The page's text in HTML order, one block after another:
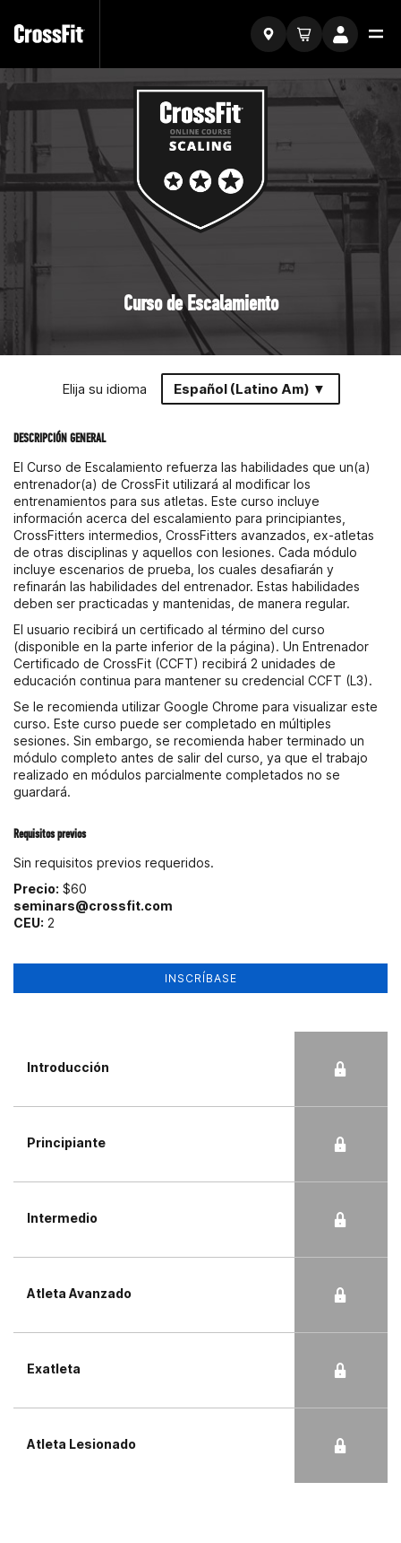
Curso de Escalamiento
Elija su idioma Español (Latino Am) ▼
DESCRIPCIÓN GENERAL
El Curso de Escalamiento refuerza las habilidades que un(a)
entrenador(a) de CrossFit utilizará al modificar los
entrenamientos para sus atletas. Este curso incluye
información acerca del escalamiento para principiantes,
CrossFitters intermedios, CrossFitters avanzados, ex-atletas
de otras disciplinas y aquellos con lesiones. Cada módulo
incluye escenarios de prueba, los cuales desafiarán y
refinarán las habilidades del entrenador. Estas habilidades
deben ser practicadas y mantenidas, de manera regular.
El usuario recibirá un certificado al término del curso
(disponible en la parte inferior de la página). Un Entrenador
Certificado de CrossFit (CCFT) recibirá 2 unidades de
educación continua para mantener su credencial CCFT (L3).
Se le recomienda utilizar Google Chrome para visualizar este
curso. Este curso puede ser completado en múltiples
sesiones. Sin embargo, se recomienda haber terminado un
módulo completo antes de salir del curso, ya que el trabajo
realizado en módulos parcialmente completados no se
guardará.
Requisitos previos
Sin requisitos previos requeridos.
Precio: $60
seminars@crossfit.com
CEU: 2
INSCRÍBASE
Introducción
Principiante
Intermedio
Atleta Avanzado
Exatleta
Atleta Lesionado